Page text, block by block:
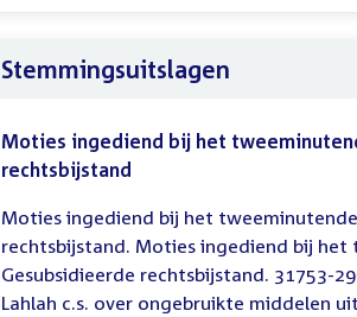
Stemmingsuitslagen
Moties ingediend bij het
rechtsbijstand
Moties ingediend bij het
rechtsbijstand. Moties ingediend bij
Gesubsidieerde rechtsbijstand. 31753-
Lahlah c.s. over ongebruikte middelen